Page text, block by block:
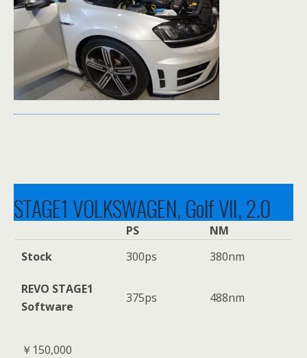
STAGE1 VOLKSWAGEN, Golf VII, 2.0
TSI -300ps
PS
NM
Stock
300ps 380nm
REVO STAGE1
Software
375ps 488nm
￥150,000